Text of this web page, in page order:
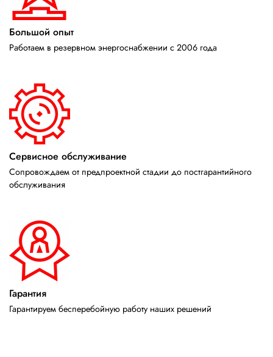
Большой опыт
Работаем в резервном энергоснабжении с 2006 года
Сервисное обслуживание
Сопровождаем от предпроектной стадии до постгарантийного
обслуживания
Гарантия
Гарантируем бесперебойную работу наших решений